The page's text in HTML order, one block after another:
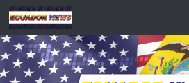
Saltar al contenido